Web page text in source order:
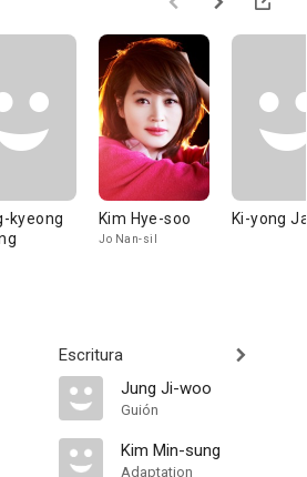
kyeong
Kim Hye-soo
Jo Nan-sil
Ki-yong
Escritura
Jung Ji-woo
Guión
Kim Min-sung
Adaptation